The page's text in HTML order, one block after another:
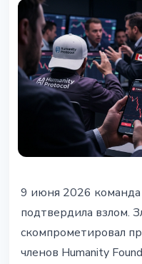
Humanity
$30 млн: H-
12 часов
9 июня 2026
подтвердила взлом.
скомпрометировал
членов Humanity